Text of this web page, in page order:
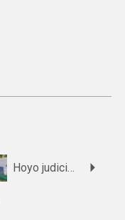
Hoyo judicial del cementerio de Osuna